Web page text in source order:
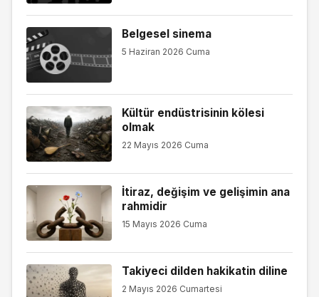
Belgesel sinema
5 Haziran 2026 Cuma
Kültür endüstrisinin kölesi
olmak
22 Mayıs 2026 Cuma
İtiraz, değişim ve gelişimin ana
rahmidir
15 Mayıs 2026 Cuma
Takiyeci dilden hakikatin diline
2 Mayıs 2026 Cumartesi